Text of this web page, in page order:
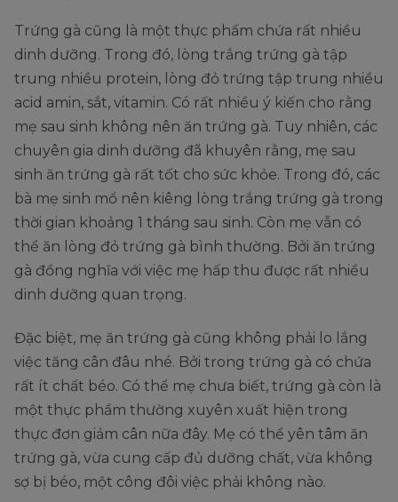
Trứng gà cũng là một thực phẩm chứa rất nhiều
dinh dưỡng. Trong đó, lòng trắng trứng gà tập
trung nhiều protein, lòng đỏ trứng tập trung nhiều
acid amin, sắt, vitamin. Có rất nhiều ý kiến cho rằng
mẹ sau sinh không nên ăn trứng gà. Tuy nhiên, các
chuyên gia dinh dưỡng đã khuyên rằng, mẹ sau
sinh ăn trứng gà rất tốt cho sức khỏe. Trong đó, các
bà mẹ sinh mổ nên kiêng lòng trắng trứng gà trong
thời gian khoảng 1 tháng sau sinh. Còn mẹ vẫn có
thể ăn lòng đỏ trứng gà bình thường. Bởi ăn trứng
gà đồng nghĩa với việc mẹ hấp thu được rất nhiều
dinh dưỡng quan trọng.
Đặc biệt, mẹ ăn trứng gà cũng không phải lo lắng
việc tăng cân đâu nhé. Bởi trong trứng gà có chứa
rất ít chất béo. Có thể mẹ chưa biết, trứng gà còn là
một thực phẩm thường xuyên xuất hiện trong
thực đơn giảm cân nữa đây. Mẹ có thể yên tâm ăn
trứng gà, vừa cung cấp đủ dưỡng chất, vừa không
sợ bị béo, một công đôi việc phải không nào.